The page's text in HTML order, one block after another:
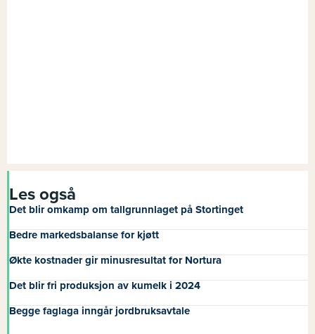
Les også
Det blir omkamp om tallgrunnlaget på Stortinget
Bedre markedsbalanse for kjøtt
Økte kostnader gir minusresultat for Nortura
Det blir fri produksjon av kumelk i 2024
Begge faglaga inngår jordbruksavtale